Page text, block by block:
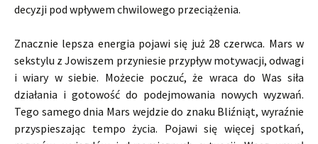
decyzji pod wpływem chwilowego przeciążenia.
Znacznie lepsza energia pojawi się już 28 czerwca. Mars w
sekstylu z Jowiszem przyniesie przypływ motywacji, odwagi
i wiary w siebie. Możecie poczuć, że wraca do Was siła
działania i gotowość do podejmowania nowych wyzwań.
Tego samego dnia Mars wejdzie do znaku Bliźniąt, wyraźnie
przyspieszając tempo życia. Pojawi się więcej spotkań,